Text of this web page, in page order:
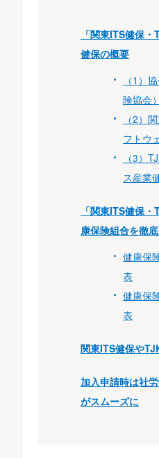
「関東ITS健保
健保の概要
（1）
険協会）
（2）
フトウ
（3）
ス産業
「関東ITS健保
康保険組合を徹底
健康保
表
健康保
表
関東ITS健保や
加入申請時は社
がスムーズに